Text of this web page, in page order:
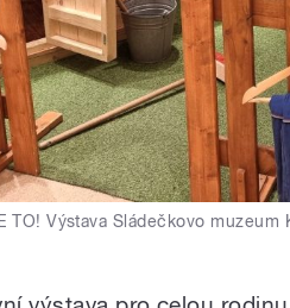
TO! Výstava Sládečkovo muzeum